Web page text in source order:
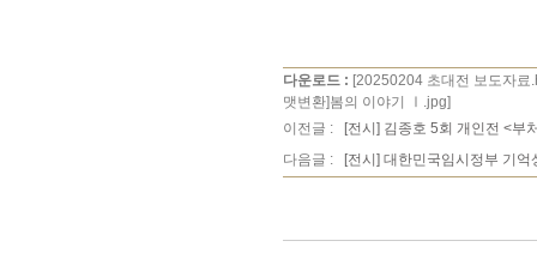
다운로드 : [20250204 초대전 보도자료
맷변환]봄의 이야기 Ⅰ.jpg]
이전글 :
[전시] 김종호 5회 개인전 <부
다음글 :
[전시] 대한민국임시정부 기억